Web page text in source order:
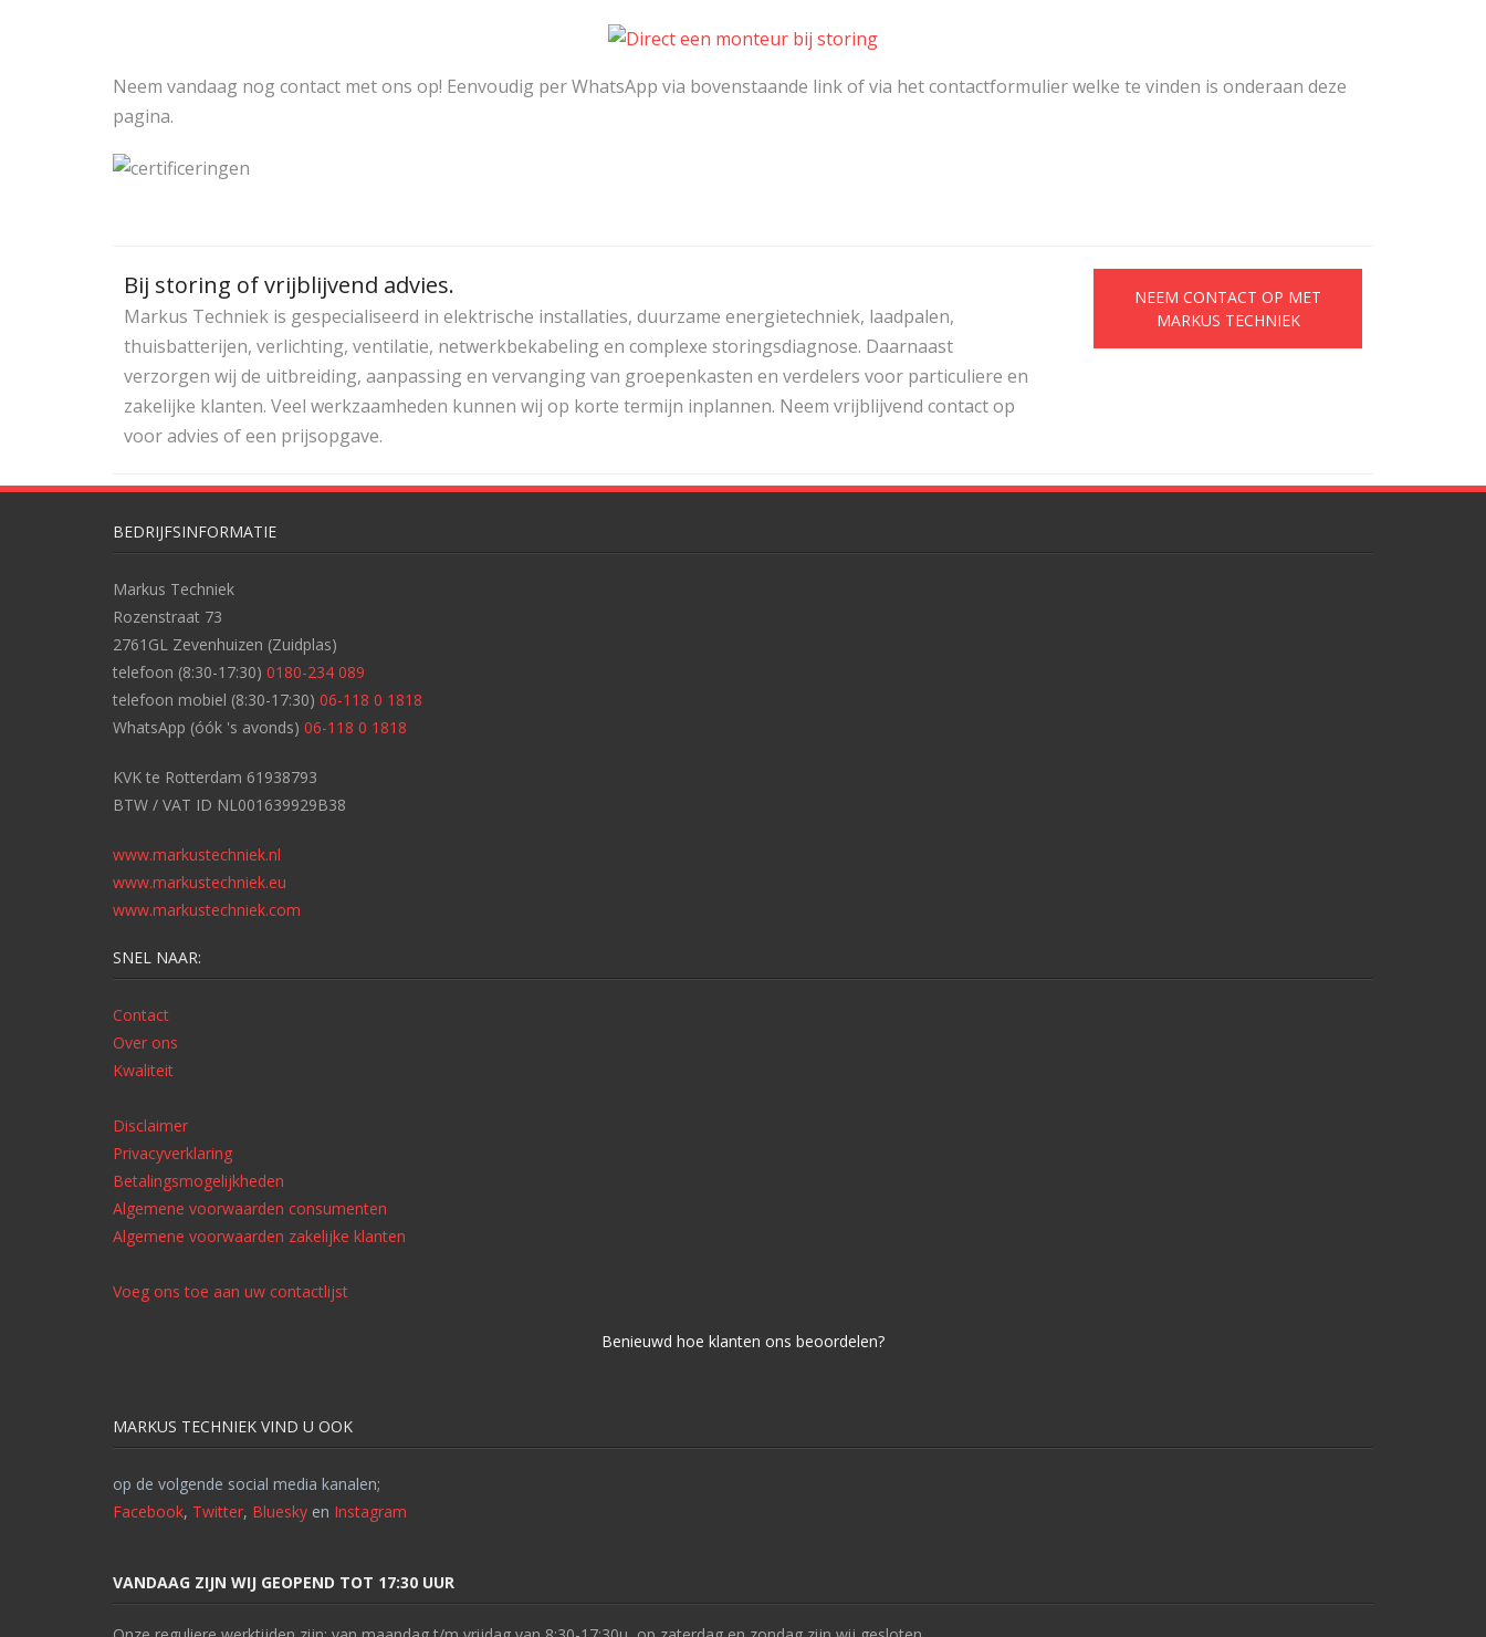
Neem vandaag nog contact met ons op! Eenvoudig per WhatsApp via bovenstaande link of via het contactformulier welke te vinden is onderaan deze
pagina.
Bij storing of vrijblijvend advies.
Markus Techniek is gespecialiseerd in elektrische installaties, duurzame energietechniek, laadpalen,
thuisbatterijen, verlichting, ventilatie, netwerkbekabeling en complexe storingsdiagnose. Daarnaast
verzorgen wij de uitbreiding, aanpassing en vervanging van groepenkasten en verdelers voor particuliere en
zakelijke klanten. Veel werkzaamheden kunnen wij op korte termijn inplannen. Neem vrijblijvend contact op
voor advies of een prijsopgave.
NEEM CONTACT OP MET
MARKUS TECHNIEK
BEDRIJFSINFORMATIE
Markus Techniek
Rozenstraat 73
2761GL Zevenhuizen (Zuidplas)
telefoon (8:30-17:30) 0180-234 089
telefoon mobiel (8:30-17:30) 06-118 0 1818
WhatsApp (óók 's avonds) 06-118 0 1818
KVK te Rotterdam 61938793
BTW / VAT ID NL001639929B38
www.markustechniek.nl
www.markustechniek.eu
www.markustechniek.com
SNEL NAAR:
Contact
Over ons
Kwaliteit
Disclaimer
Privacyverklaring
Betalingsmogelijkheden
Algemene voorwaarden consumenten
Algemene voorwaarden zakelijke klanten
Voeg ons toe aan uw contactlijst
Benieuwd hoe klanten ons beoordelen?
MARKUS TECHNIEK VIND U OOK
op de volgende social media kanalen;
Facebook, Twitter, Bluesky en Instagram
VANDAAG ZIJN WIJ GEOPEND TOT 17:30 UUR